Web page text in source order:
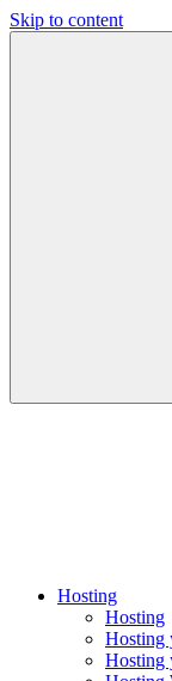
Skip to content
Hosting
Hosting
Hosting
Hosting